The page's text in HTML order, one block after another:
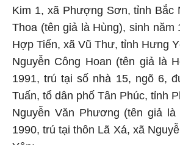
Kim 1, xã Phượng Sơn, tỉnh Bắc
Thoa (tên giả là Hùng), sinh năm
Hợp Tiến, xã Vũ Thư, tỉnh Hưng
Nguyễn Công Hoan (tên giả là
1991, trú tại số nhà 15, ngõ 6,
Tuấn, tổ dân phố Tân Phúc, tỉnh
Nguyễn Văn Phương (tên giả là
1990, trú tại thôn Lã Xá, xã